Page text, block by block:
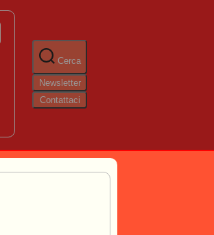
Cerca
Newsletter
Contattaci